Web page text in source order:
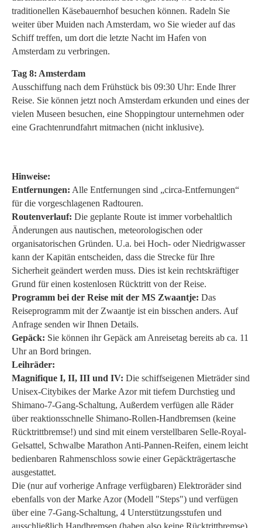
traditionellen Käsebauernhof besuchen können. Radeln Sie
weiter über Muiden nach Amsterdam, wo Sie wieder auf das
Schiff treffen, um dort die letzte Nacht im Hafen von
Amsterdam zu verbringen.
Tag 8: Amsterdam
Ausschiffung nach dem Frühstück bis 09:30 Uhr: Ende Ihrer
Reise. Sie können jetzt noch Amsterdam erkunden und eines der
vielen Museen besuchen, eine Shoppingtour unternehmen oder
eine Grachtenrundfahrt mitmachen (nicht inklusive).
Hinweise:
Entfernungen: Alle Entfernungen sind „circa-Entfernungen“
für die vorgeschlagenen Radtouren.
Routenverlauf: Die geplante Route ist immer vorbehaltlich
Änderungen aus nautischen, meteorologischen oder
organisatorischen Gründen. U.a. bei Hoch- oder Niedrigwasser
kann der Kapitän entscheiden, dass die Strecke für Ihre
Sicherheit geändert werden muss. Dies ist kein rechtskräftiger
Grund für einen kostenlosen Rücktritt von der Reise.
Programm bei der Reise mit der MS Zwaantje: Das
Reiseprogramm mit der Zwaantje ist ein bisschen anders. Auf
Anfrage senden wir Ihnen Details.
Gepäck: Sie können ihr Gepäck am Anreisetag bereits ab ca. 11
Uhr an Bord bringen.
Leihräder:
Magnifique I, II, III und IV: Die schiffseigenen Mieträder sind
Unisex-Citybikes der Marke Azor mit tiefem Durchstieg und
Shimano-7-Gang-Schaltung, Außerdem verfügen alle Räder
über reaktionsschnelle Shimano-Rollen-Handbremsen (keine
Rücktrittbremse!) und sind mit einem verstellbaren Selle-Royal-
Gelsattel, Schwalbe Marathon Anti-Pannen-Reifen, einem leicht
bedienbaren Rahmenschloss sowie einer Gepäckträgertasche
ausgestattet.
Die (nur auf vorherige Anfrage verfügbaren) Elektroräder sind
ebenfalls von der Marke Azor (Modell "Steps") und verfügen
über eine 7-Gang-Schaltung, 4 Unterstützungsstufen und
ausschließlich Handbremsen (haben also keine Rücktrittbremse).